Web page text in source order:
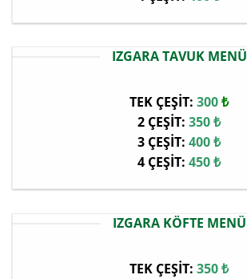
IZGARA TAVUK MENÜ
TEK ÇEŞİT: 300₺
2 ÇEŞİT: 350 ₺
3 ÇEŞİT: 400 ₺
4 ÇEŞİT: 450 ₺
IZGARA KÖFTE MENÜ
TEK ÇEŞİT: 350 ₺